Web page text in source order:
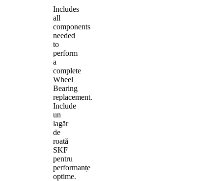
Includes
all
components
needed
to
perform
a
complete
Wheel
Bearing
replacement.
Include
un
lagăr
de
roată
SKF
pentru
performanțe
optime.